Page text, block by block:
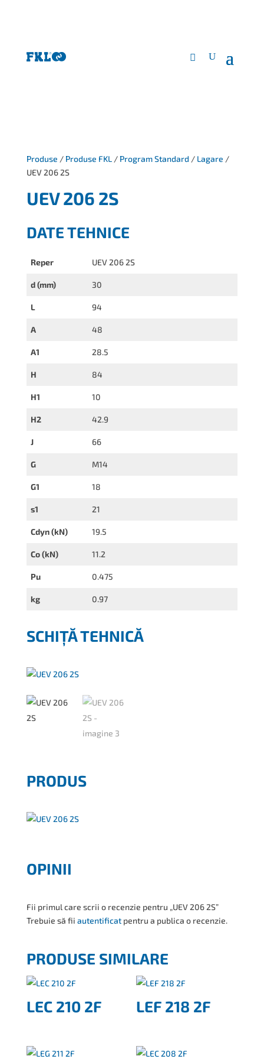
Produse / Produse FKL/ Program Standard / Lagare /
UEV 206 2S
UEV 206 2S
DATE TEHNICE
Reper UEV 206 2S
d (mm) 30
L 94
A 48
A1 28.5
H 84
H1 10
H2 42.9
J 66
G M14
G1 18
s1 21
Cdyn (kN) 19.5
Co (kN) 11.2
Pu 0.475
kg 0.97
SCHIȚĂ TEHNICĂ
PRODUS
OPINII
Fii primul care scrii o recenzie pentru „UEV 206 2S”
Trebuie să fii autentificatpentru a publica o recenzie.
PRODUSE SIMILARE
LEC 210 2F LEF 218 2F